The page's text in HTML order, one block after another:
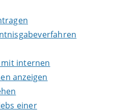
internen
anzeigen
einer